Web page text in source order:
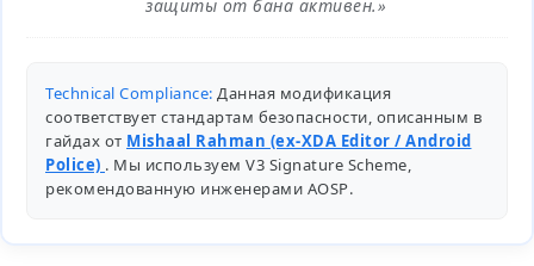
защиты от бана активен.»
Technical Compliance: Данная модификация
соответствует стандартам безопасности, описанным в
гайдах от Mishaal Rahman (ex-XDA Editor / Android
Police) . Мы используем V3 Signature Scheme,
рекомендованную инженерами AOSP.